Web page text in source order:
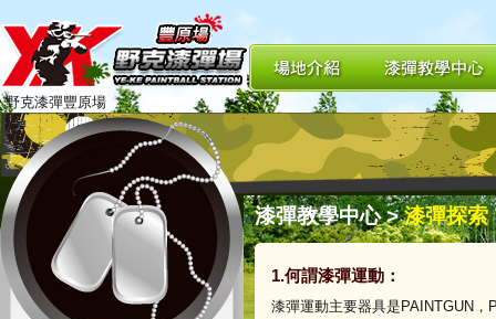
野克漆彈豐原場
漆彈教學中心> 漆彈探索
1.何謂漆彈運動：
漆彈運動主要器具是PAINTGUN